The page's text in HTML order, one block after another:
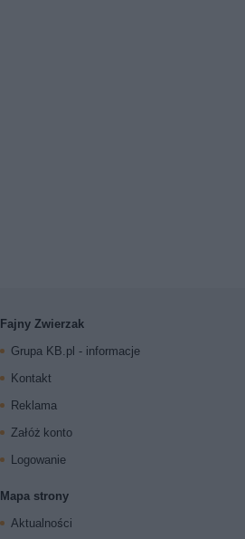
Fajny Zwierzak
Grupa KB.pl - informacje
Kontakt
Reklama
Załóż konto
Logowanie
Mapa strony
Aktualności